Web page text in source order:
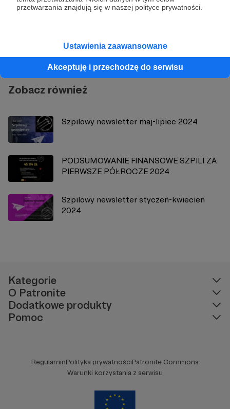
przetwarzania znajdują się w naszej polityce prywatności.
Ustawienia zaawansowane
Akceptuję i przechodzę do serwisu
Kolektyw Szpila
Zobacz również
Szpilowy newsletter maj-lipiec 2024
PODSUMOWANIE FINANSOWE SZPILI ZA
PIERWSZE PÓŁROCZE 2024
Szpilowy newsletter styczeń-kwiecień
2024
Kategorie
O Patronite
Dodatkowe produkty
Pomoc
RegulaminPolityka prywatnościPatronite Commons
Warunki korzystania z serwisu